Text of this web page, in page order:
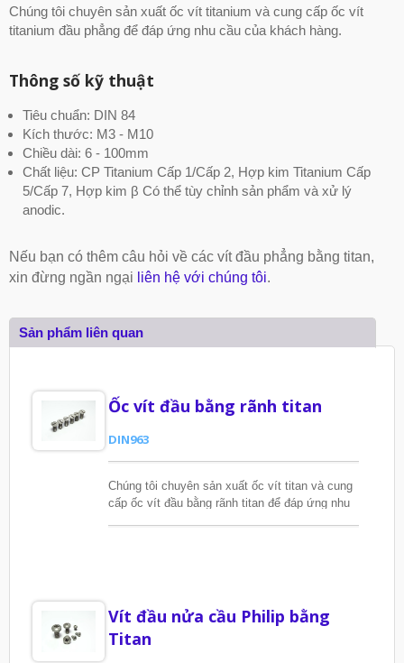
Chúng tôi chuyên sản xuất ốc vít titanium và cung cấp ốc vít
titanium đầu phẳng để đáp ứng nhu cầu của khách hàng.
Thông số kỹ thuật
Tiêu chuẩn: DIN 84
Kích thước: M3 - M10
Chiều dài: 6 - 100mm
Chất liệu: CP Titanium Cấp 1/Cấp 2, Hợp kim Titanium Cấp
5/Cấp 7, Hợp kim β Có thể tùy chỉnh sản phẩm và xử lý
anodic.
Nếu bạn có thêm câu hỏi về các vít đầu phẳng bằng titan,
xin đừng ngần ngại liên hệ với chúng tôi.
Sản phẩm liên quan
Ốc vít đầu bằng rãnh titan
DIN963
Chúng tôi chuyên sản xuất ốc vít titan và cung
cấp ốc vít đầu bằng rãnh titan để đáp ứng nhu
Vít đầu nửa cầu Philip bằng
Titan